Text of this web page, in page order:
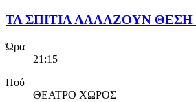
ΤΑ ΣΠΙΤΙΑ ΑΛΛΑΖΟΥΝ
Ώρα
21:15
Πού
ΘΕΑΤΡΟ ΧΩΡΟΣ